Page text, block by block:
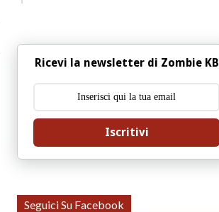
Ricevi la newsletter di Zombie KB
Iscritivi
Seguici Su Facebook